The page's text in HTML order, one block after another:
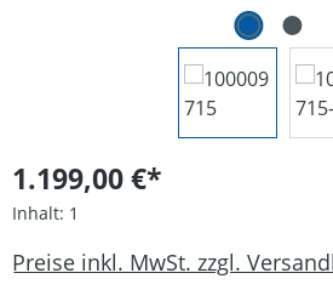
1.199,00 €*
Inhalt: 1
Preise inkl. MwSt. zzgl.